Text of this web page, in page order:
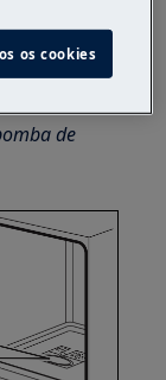
com
de
os cookies